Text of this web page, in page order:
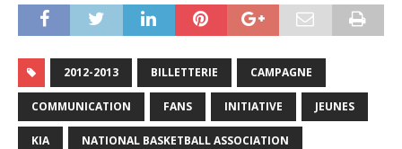
2012-2013 BILLETTERIE CAMPAGNE
COMMUNICATION FANS INITIATIVE JEUNES
KIA NATIONAL BASKETBALL ASSOCIATION